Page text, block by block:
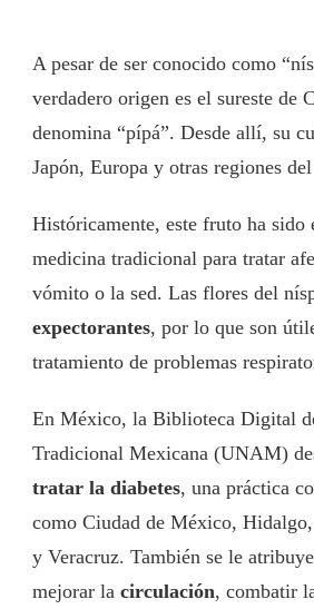
A pesar de ser conocido como
verdadero origen es el sureste de
denomina “pípá”. Desde allí, su
Japón, Europa y otras regiones
Históricamente, este fruto ha sido
medicina tradicional para tratar
vómito o la sed. Las flores del
expectorantes, por lo que son
tratamiento de problemas
En México, la Biblioteca Digital
Tradicional Mexicana (UNAM)
tratar la diabetes, una práctica
como Ciudad de México,
y Veracruz. También se le
mejorar la circulación, combatir